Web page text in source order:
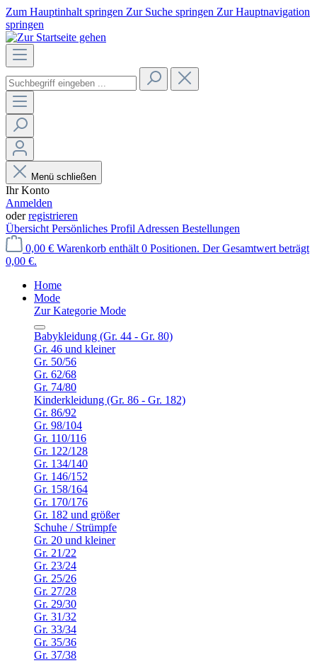
Zum Hauptinhalt springen Zur Suche springen Zur Hauptnavigation
springen
Menü schließen
Ihr Konto
Anmelden
oderregistrieren
Übersicht Persönliches Profil Adressen Bestellungen
0,00 € Warenkorb enthält 0 Positionen. Der Gesamtwert beträgt
0,00 €.
Home
Mode
Zur Kategorie Mode
Babykleidung (Gr. 44 - Gr. 80)
Gr. 46 und kleiner
Gr. 50/56
Gr. 62/68
Gr. 74/80
Kinderkleidung (Gr. 86 - Gr. 182)
Gr. 86/92
Gr. 98/104
Gr. 110/116
Gr. 122/128
Gr. 134/140
Gr. 146/152
Gr. 158/164
Gr. 170/176
Gr. 182 und größer
Schuhe / Strümpfe
Gr. 20 und kleiner
Gr. 21/22
Gr. 23/24
Gr. 25/26
Gr. 27/28
Gr. 29/30
Gr. 31/32
Gr. 33/34
Gr. 35/36
Gr. 37/38